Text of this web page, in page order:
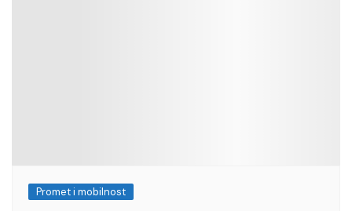
Promet i mobilnost